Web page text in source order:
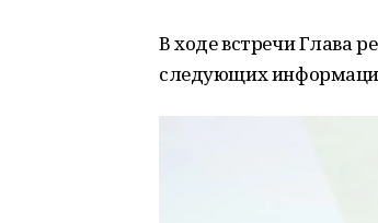
В ходе встречи Глава
следующих